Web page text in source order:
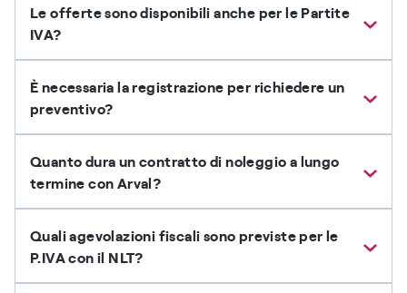
Le offerte sono disponibili anche per le Partite
IVA?
È necessaria la registrazione per richiedere un
preventivo?
Quanto dura un contratto di noleggio a lungo
termine con Arval?
Quali agevolazioni fiscali sono previste per le
P.IVA con il NLT?